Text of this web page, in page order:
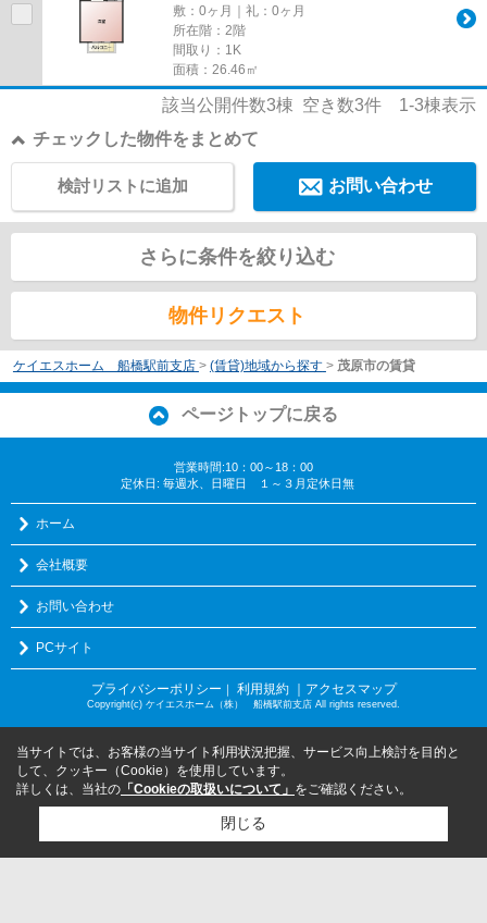
敷：0ヶ月｜礼：0ヶ月
所在階：2階
間取り：1K
面積：26.46㎡
該当公開件数3棟 空き数3件 1-3棟表示
チェックした物件をまとめて
お問い合わせ
検討リストに追加
さらに条件を絞り込む
物件リクエスト
ケイエスホーム 船橋駅前支店 > (賃貸)地域から探す > 茂原市の賃貸
ページトップに戻る
営業時間:10：00～18：00
定休日: 毎週水、日曜日 １～３月定休日無
ホーム
会社概要
お問い合わせ
PCサイト
プライバシーポリシー ｜ 利用規約 ｜アクセスマップ
Copyright(c) ケイエスホーム（株） 船橋駅前支店 All rights reserved.
当サイトでは、お客様の当サイト利用状況把握、サービス向上検討を目的と
して、クッキー（Cookie）を使用しています。
詳しくは、当社の 「Cookieの取扱いについて」 をご確認ください。
閉じる